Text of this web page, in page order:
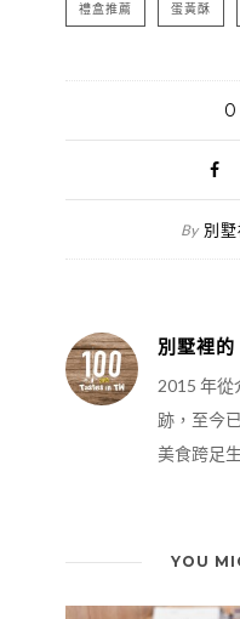
禮盒推薦 蛋黃酥
0
By 別
別墅裡
2015 年從
跡，至今
美食跨足
YOU